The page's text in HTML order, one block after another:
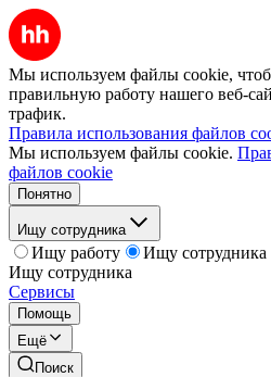
Мы используем файлы cookie,
правильную работу нашего веб-
трафик.
Правила использования файлов
Мы используем файлы cookie.
файлов cookie
Понятно
Ищу сотрудника
Ищу работу
Ищу сотрудника
Ищу сотрудника
Сервисы
Помощь
Ещё
Поиск